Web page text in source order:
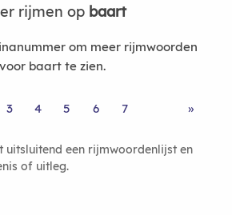
rijmen op baart
om meer rijmwoorden
voor baart te zien.
3 4 5 6 7 »
uitsluitend een rijmwoordenlijst en
of uitleg.